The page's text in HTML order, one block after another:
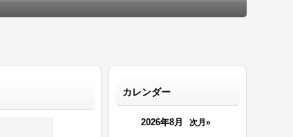
カレンダー
2026年8月 次月»